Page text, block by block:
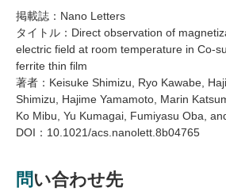
掲載誌：Nano Letters
タイトル：Direct observation of
electric field at room temperature in Co-
ferrite thin film
著者：Keisuke Shimizu, Ryo Kawabe,
Shimizu, Hajime Yamamoto, Marin
Ko Mibu, Yu Kumagai, Fumiyasu Oba,
DOI ：10.1021/acs.nanolett.8b04765
問い合わせ先